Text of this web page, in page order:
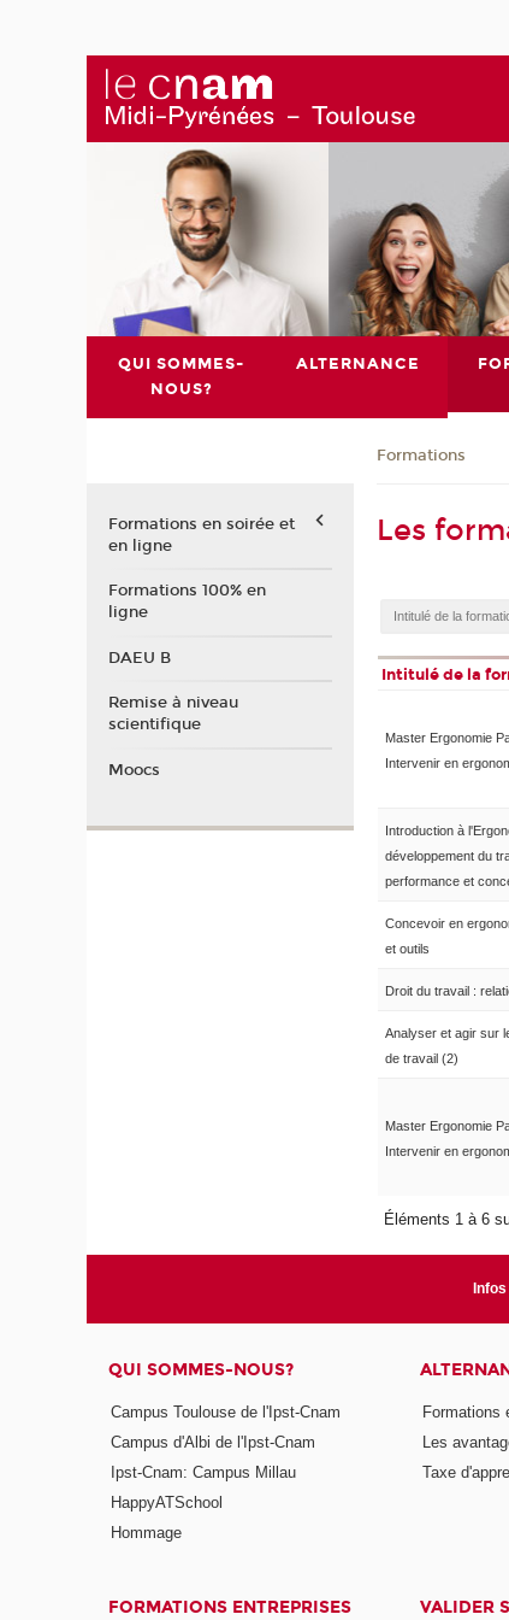
QUI SOMMES-
NOUS?
ALTERNANCE
Formations
Les
Intitulé de la
Master Ergonomie
Intervenir en
Introduction à
développement du
performance et
Concevoir en
et outils
Droit du travail :
Analyser et agir sur
de travail (2)
Master Ergonomie
Intervenir en
Éléments 1 à 6
Formations en soirée et
en ligne
Formations 100% en
ligne
DAEU B
Remise à niveau
scientifique
Moocs
QUI SOMMES-NOUS?
Campus Toulouse de l'Ipst-Cnam
Campus d'Albi de l'Ipst-Cnam
Ipst-Cnam: Campus Millau
HappyATSchool
Hommage
Formations
Les
Taxe
FORMATIONS ENTREPRISES VALIDER